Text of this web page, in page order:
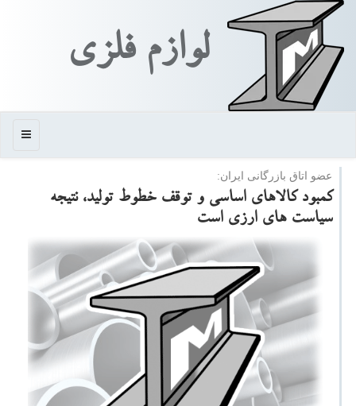
لوازم فلزی
منو
عضو اتاق بازرگانی ایران:
كمبود كالاهای اساسی و توقف خطوط تولید، نتیجه
سیاست های ارزی است